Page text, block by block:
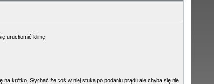
uruchomić klimę.
krótko. Słychać że coś w niej stuka po podaniu prądu ale chyba się nie